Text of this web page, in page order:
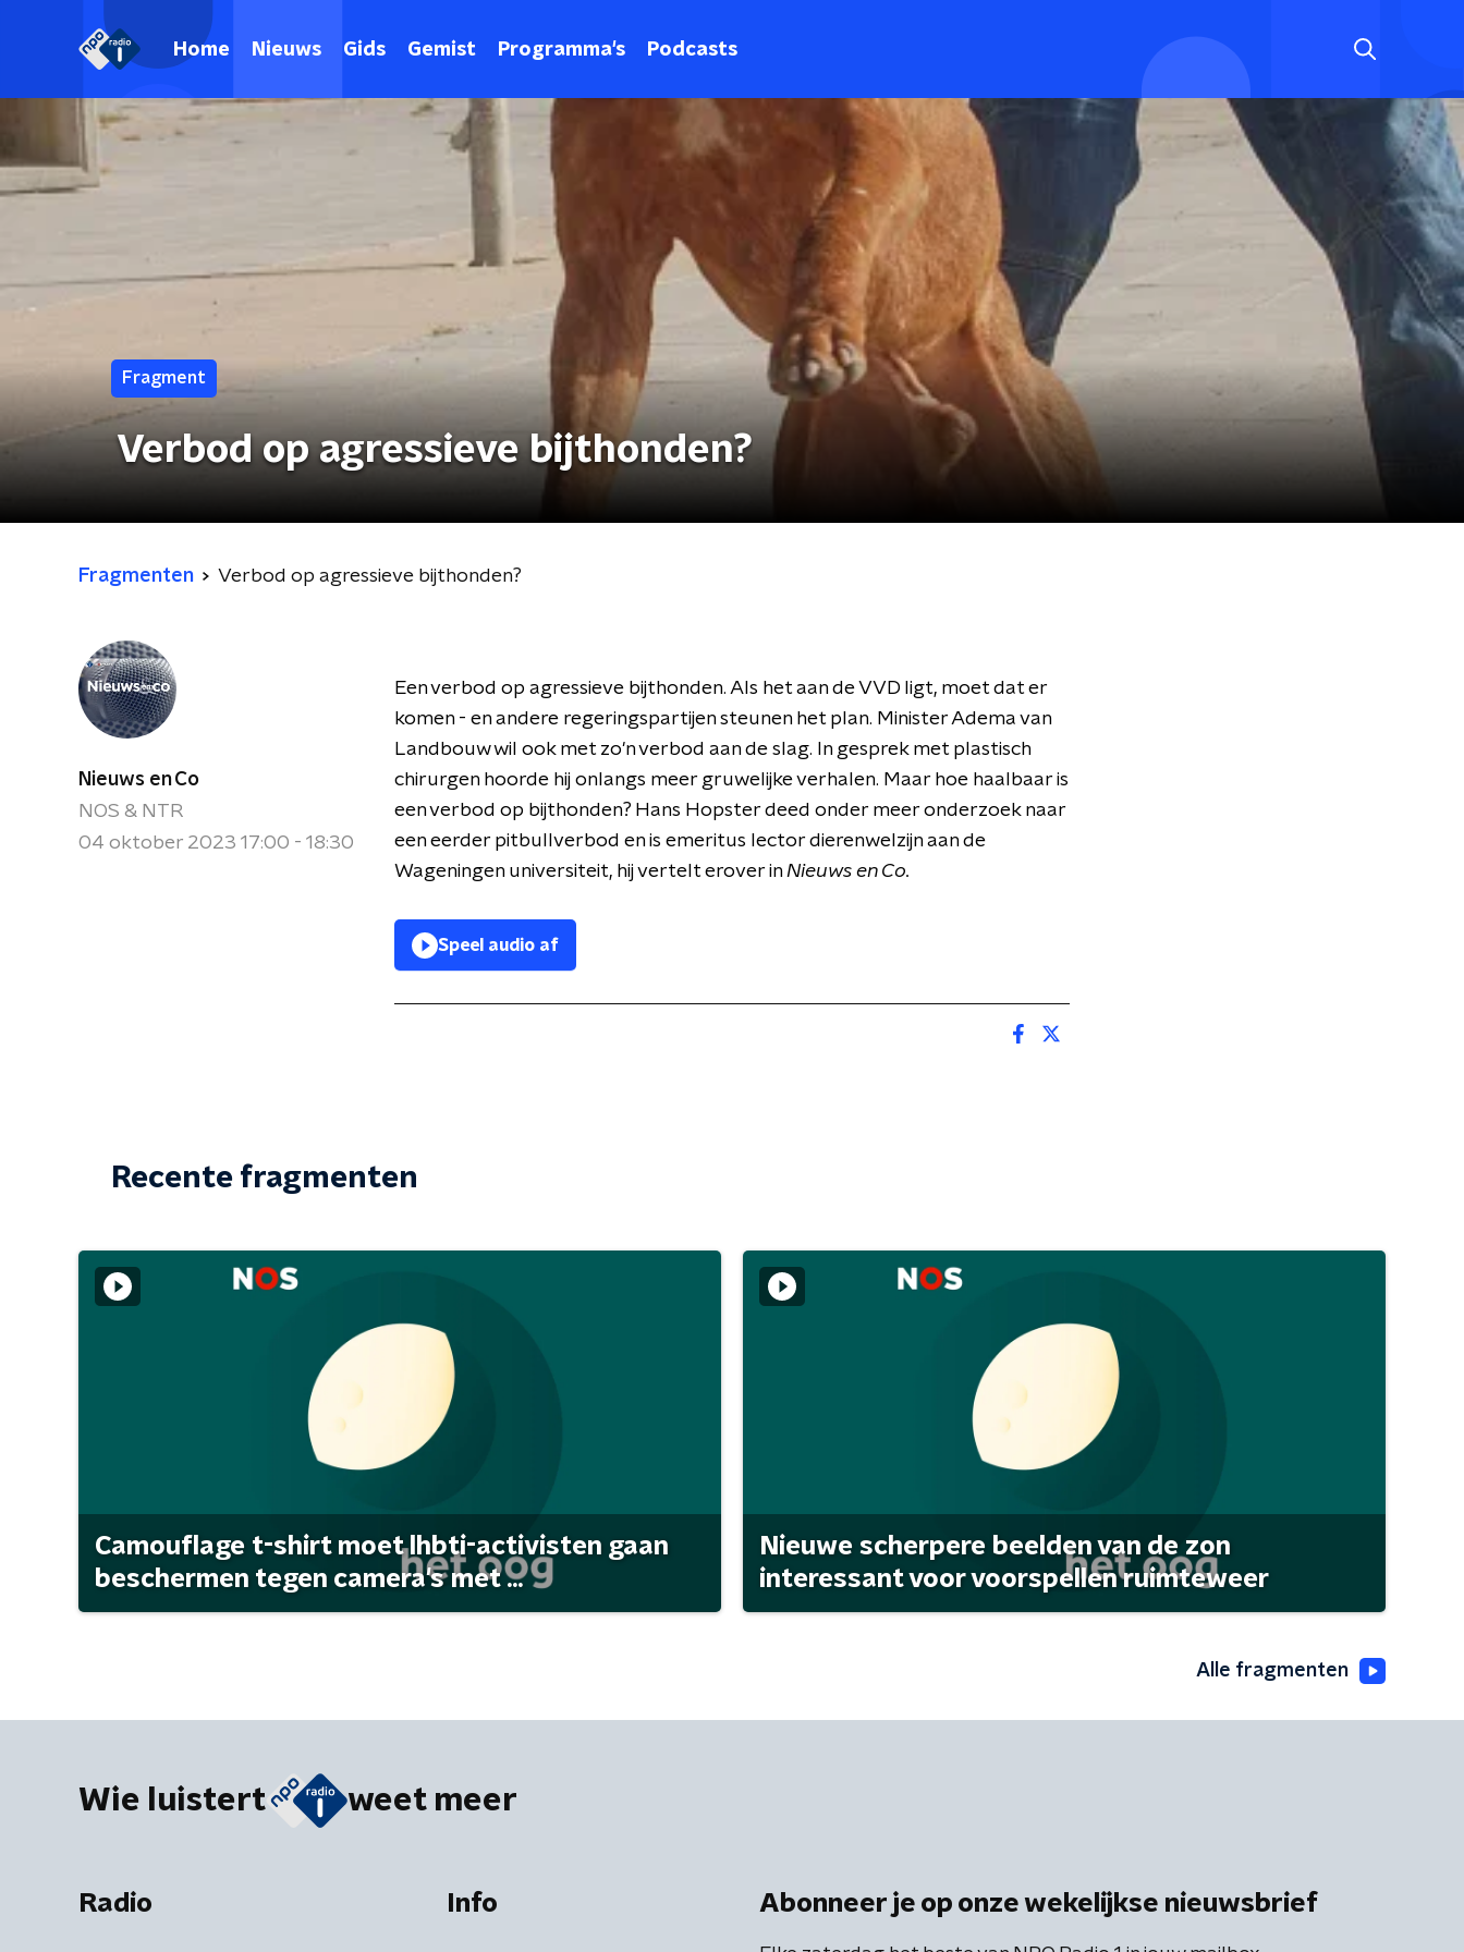
Home Nieuws Gids Gemist Programma's Podcasts
Fragment
Verbod op agressieve bijthonden?
Fragmenten Verbod op agressieve bijthonden?
Nieuws en Co
NOS & NTR
04 oktober 2023 17:00 - 18:30
Een verbod op agressieve bijthonden. Als het aan de VVD ligt, moet dat er
komen - en andere regeringspartijen steunen het plan. Minister Adema van
Landbouw wil ook met zo'n verbod aan de slag. In gesprek met plastisch
chirurgen hoorde hij onlangs meer gruwelijke verhalen. Maar hoe haalbaar is
een verbod op bijthonden? Hans Hopster deed onder meer onderzoek naar
een eerder pitbullverbod en is emeritus lector dierenwelzijn aan de
Wageningen universiteit, hij vertelt erover inNieuws en Co.
Speel audio af
Recente fragmenten
Camouflage t-shirt moet lhbti-activisten gaan
beschermen tegen camera's met ...
Nieuwe scherpere beelden van de zon
interessant voor voorspellen ruimteweer
Alle fragmenten
Wie luistert weet meer
Radio Info Abonneer je op onze wekelijkse nieuwsbrief